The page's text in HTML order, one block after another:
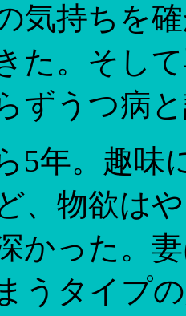
気持ちを
た。そし
ずうつ病
5年。趣味
、物欲は
かった。
うタイプ